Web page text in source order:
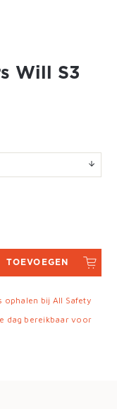
Will S3
TOEVOEGEN
ophalen bij All Safety
dag bereikbaar voor